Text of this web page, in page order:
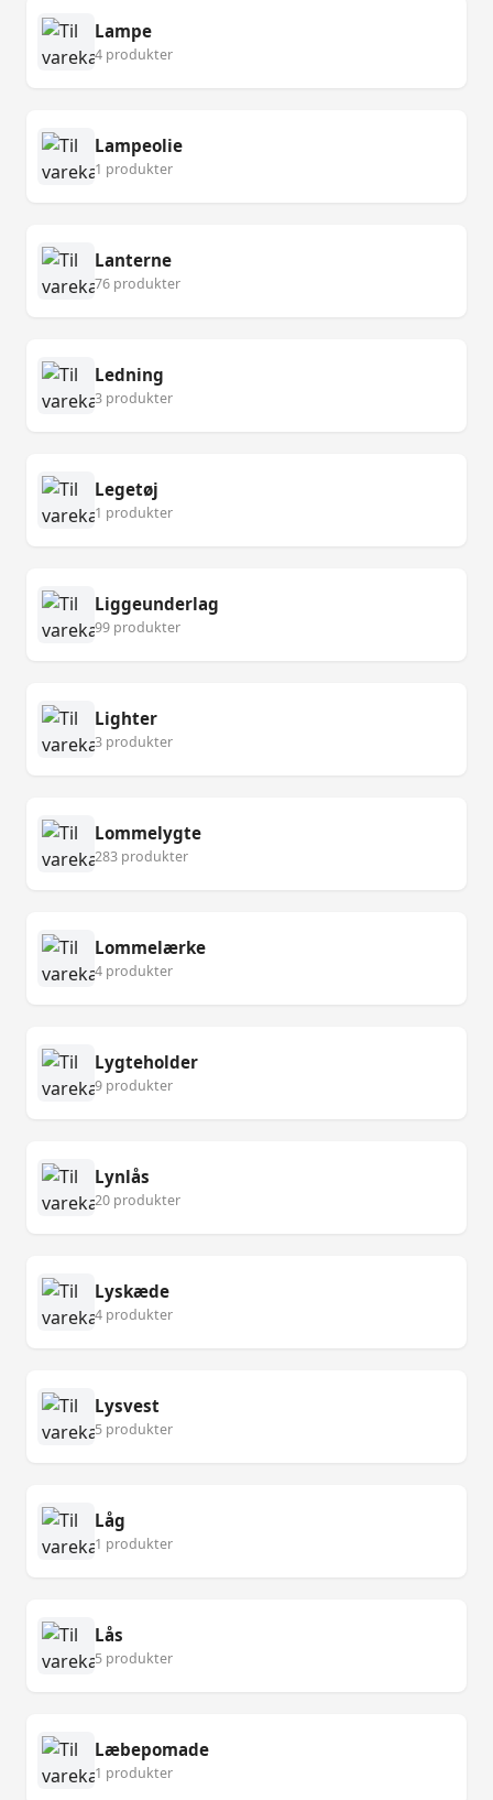
Lampe
4 produkter
Lampeolie
1 produkter
Lanterne
76 produkter
Ledning
3 produkter
Legetøj
1 produkter
Liggeunderlag
99 produkter
Lighter
3 produkter
Lommelygte
283 produkter
Lommelærke
4 produkter
Lygteholder
9 produkter
Lynlås
20 produkter
Lyskæde
4 produkter
Lysvest
5 produkter
Låg
1 produkter
Lås
5 produkter
Læbepomade
1 produkter